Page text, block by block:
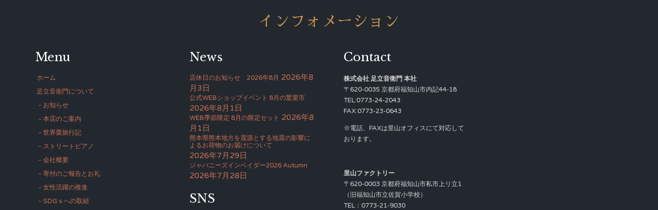
インフォメーション
Menu
ホーム
足立音衛門について
－お知らせ
－本店のご案内
－世界栗旅行記
－ストリートピアノ
－会社概要
－寄付のご報告とお礼
－女性活躍の推進
－SDGｓへの取組
News
店休日のお知らせ 2026年8月 2026年8
月3日
公式WEBショップイベント 8月の驚栗市
2026年8月1日
WEB季節限定 8月の限定セット 2026年8
月1日
熊本県熊本地方を震源とする地震の影響に
よるお荷物のお届けについて
2026年7月29日
ジャパニーズインベイダー2026 Autumn
2026年7月28日
SNS
Contact
株式会社 足立音衛門 本社
〒620-0035 京都府福知山市内記44-18
TEL:0773-24-2043
FAX:0773-23-0643
※電話、FAXは里山オフィスにて対応して
おります。
里山ファクトリー
〒620-0003 京都府福知山市私市上リ立1
（旧福知山市立佐賀小学校）
TEL：0773-21-9030